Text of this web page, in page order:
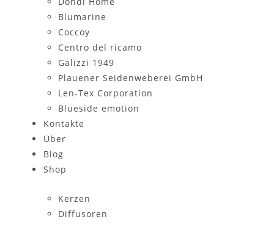
Blumarine
Coccoy
Centro del ricamo
Galizzi 1949
Plauener Seidenweberei GmbH
Len-Tex Corporation
Blueside emotion
Kontakte
Über
Blog
Shop
Kerzen
Diffusoren